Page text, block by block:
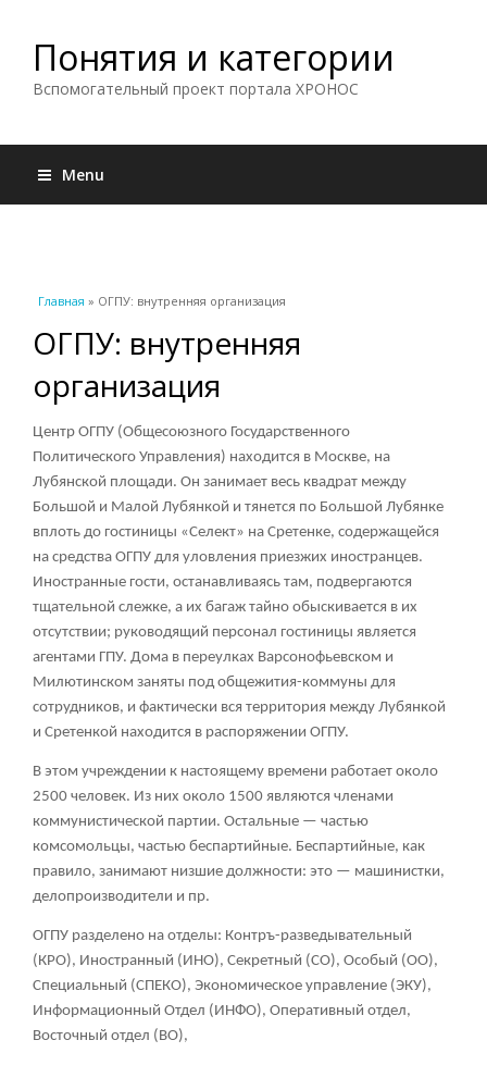
Понятия и категории
Вспомогательный проект портала ХРОНОС
Menu
Вы здесь
Главная » ОГПУ: внутренняя организация
ОГПУ: внутренняя
организация
Центр ОГПУ (Общесоюзного Государственного
Политического Управления) находится в Москве, на
Лубянской площади. Он занимает весь квадрат между
Большой и Малой Лубянкой и тянется по Большой Лубянке
вплоть до гостиницы «Селект» на Сретенке, содержащейся
на средства ОГПУ для уловления приезжих иностранцев.
Иностранные гости, останавливаясь там, подвергаются
тщательной слежке, а их багаж тайно обыскивается в их
отсутствии; руководящий персонал гостиницы является
агентами ГПУ. Дома в переулках Варсонофьевском и
Милютинском заняты под общежития-коммуны для
сотрудников, и фактически вся территория между Лубянкой
и Сретенкой находится в распоряжении ОГПУ.
В этом учреждении к настоящему времени работает около
2500 человек. Из них около 1500 являются членами
коммунистической партии. Остальные — частью
комсомольцы, частью беспартийные. Беспартийные, как
правило, занимают низшие должности: это — машинистки,
делопроизводители и пр.
ОГПУ разделено на отделы: Контръ-разведывательный
(КРО), Иностранный (ИНО), Секретный (СО), Особый (ОО),
Специальный (СПЕКО), Экономическое управление (ЭКУ),
Информационный Отдел (ИНФО), Оперативный отдел,
Восточный отдел (ВО),